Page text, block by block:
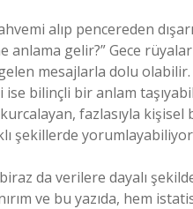
alıp pencereden
anlama gelir?” Gece
mesajlarla dolu
ise bilinçli bir anlam
fazlasıyla
şekillerde
da verilere dayalı
ve bu yazıda, hem